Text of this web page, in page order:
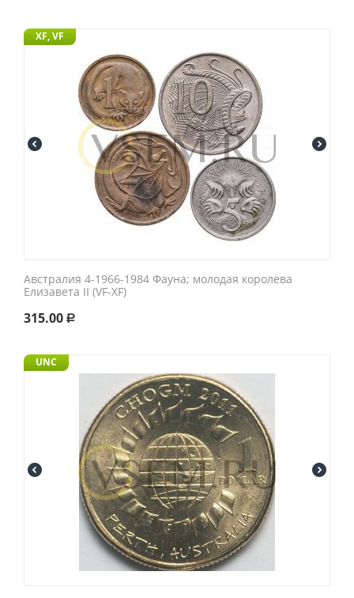
XF, VF
Австралия 4-1966-1984 Фауна; молодая королева
Елизавета II (VF-XF)
315.00 Р
UNC